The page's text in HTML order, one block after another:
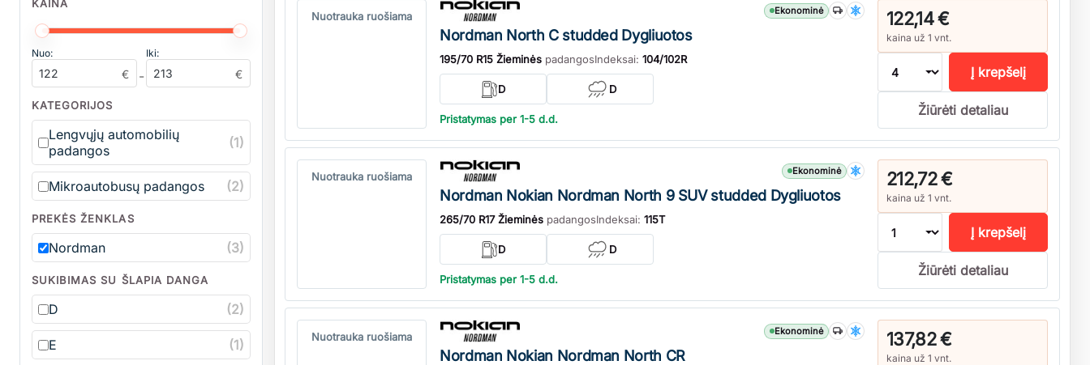
KAINA
Nuo:
€ -
Iki:
€
KATEGORIJOS
Lengvųjų automobilių
padangos
(1)
Mikroautobusų padangos (2)
PREKĖS ŽENKLAS
Nordman (3)
SUKIBIMAS SU ŠLAPIA DANGA
D (2)
E (1)
Nuotrauka ruošiama Ekonominė
Nordman North C studded Dygliuotos
195/70 R15 Žieminės padangosIndeksai: 104/102R
D D
Pristatymas per 1-5 d.d.
122,14 €
kaina už 1 vnt.
Į krepšelį
Žiūrėti detaliau
Nuotrauka ruošiama Ekonominė
Nordman Nokian Nordman North 9 SUV studded Dygliuotos
265/70 R17 Žieminės padangosIndeksai: 115T
D D
Pristatymas per 1-5 d.d.
212,72 €
kaina už 1 vnt.
Kiekis
Į krepšelį
Žiūrėti detaliau
Nuotrauka ruošiama Ekonominė
Nordman Nokian Nordman North CR
137,82 €
kaina už 1 vnt.
Kiekis